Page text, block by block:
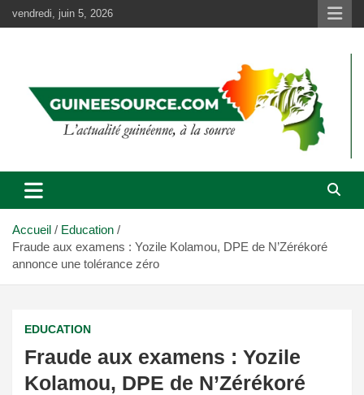
au
vendredi, juin 5, 2026
Accueil
Education
Fraude aux examens : Yozile Kolamou, DPE de N’Zérékoré
annonce une tolérance zéro
EDUCATION
Fraude aux examens : Yozile
Kolamou, DPE de N’Zérékoré